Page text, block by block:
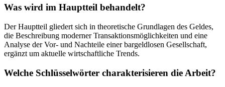
Was wird im Hauptteil behandelt?
Der Hauptteil gliedert sich in theoretische Grundlagen des Geldes,
die Beschreibung moderner Transaktionsmöglichkeiten und eine
Analyse der Vor- und Nachteile einer bargeldlosen Gesellschaft,
ergänzt um aktuelle wirtschaftliche Trends.
Welche Schlüsselwörter charakterisieren die Arbeit?